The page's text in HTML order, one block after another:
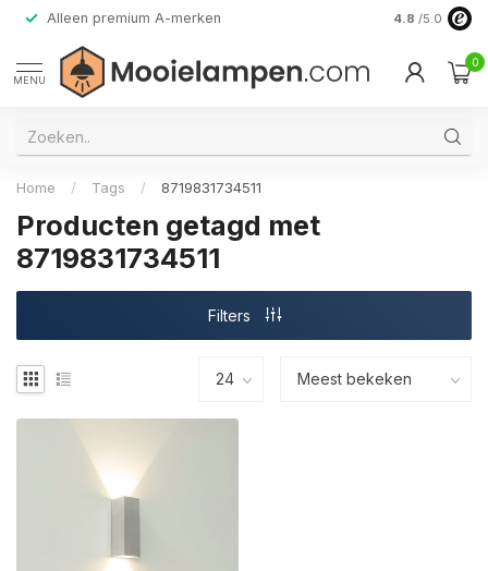
Alleen premium A-merken 4.8 /5.0
MENU
0
Home / Tags / 8719831734511
Producten getagd met
8719831734511
Filters